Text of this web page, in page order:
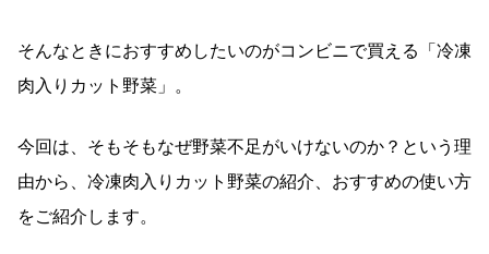
そんなときにおすすめしたいのがコンビニで買える「冷凍
肉入りカット野菜」。
今回は、そもそもなぜ野菜不足がいけないのか？という理
由から、冷凍肉入りカット野菜の紹介、おすすめの使い方
をご紹介します。